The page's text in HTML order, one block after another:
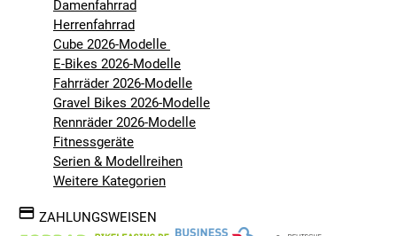
Damenfahrrad
Herrenfahrrad
Cube 2026-Modelle
E-Bikes 2026-Modelle
Fahrräder 2026-Modelle
Gravel Bikes 2026-Modelle
Rennräder 2026-Modelle
Fitnessgeräte
Serien & Modellreihen
Weitere Kategorien
ZAHLUNGSWEISEN